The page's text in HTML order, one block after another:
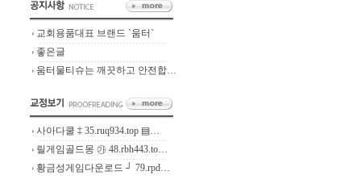
교회용품대표 브랜드 `움터`
좋은글
움터물티슈는 깨끗하고 안전합…
사아다쿨 ‡ 35.ruq934.top ▤…
릴게임골드몽 ㉮ 48.rbh443.to…
황금성게임다운로드 ┘ 79.rpd…